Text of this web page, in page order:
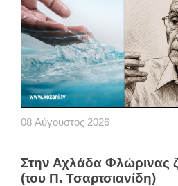
08 Αύγουστος 2026
Στην Αχλάδα Φλώρινας
(του Π. Τσαρτσιανίδη)